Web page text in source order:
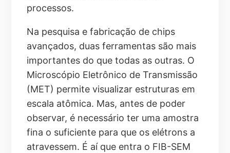
processos.
Na pesquisa e fabricação de chips
avançados, duas ferramentas são mais
importantes do que todas as outras. O
Microscópio Eletrônico de Transmissão
(MET) permite visualizar estruturas em
escala atômica. Mas, antes de poder
observar, é necessário ter uma amostra
fina o suficiente para que os elétrons a
atravessem. É aí que entra o FIB-SEM